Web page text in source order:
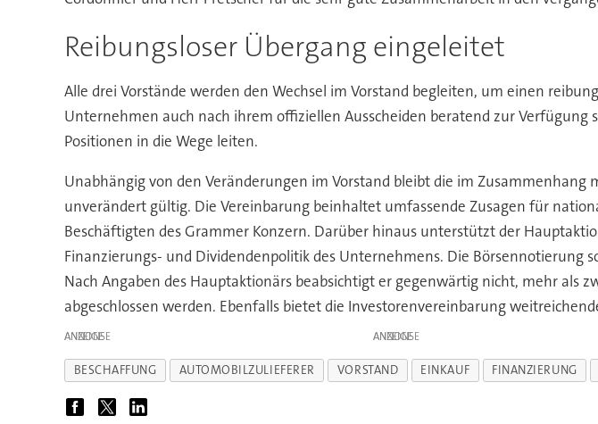
Reibungsloser Übergang eingeleitet
Alle drei Vorstände werden den Wechsel im Vorstand begleiten, um einen
Unternehmen auch nach ihrem offiziellen Ausscheiden beratend zur
Positionen in die Wege leiten.
Unabhängig von den Veränderungen im Vorstand bleibt die im
unverändert gültig. Die Vereinbarung beinhaltet umfassende Zusagen für
Beschäftigten des Grammer Konzern. Darüber hinaus unterstützt der
Finanzierungs- und Dividendenpolitik des Unternehmens. Die
Nach Angaben des Hauptaktionärs beabsichtigt er gegenwärtig nicht, mehr als
abgeschlossen werden. Ebenfalls bietet die Investorenvereinbarung
ANZEIGE ANZEIGE
BESCHAFFUNG AUTOMOBILZULIEFERER VORSTAND EINKAUF FINANZIERUNG